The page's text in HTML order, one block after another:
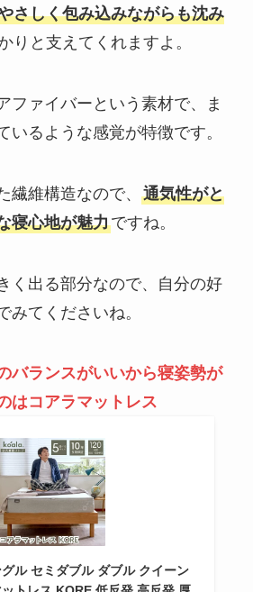
さしく包み込みながらも沈み
りと支えてくれますよ。
ファイバーという素材で、ま
いるような感覚が特徴です。
繊維構造なので、 通気性がと
寝心地が魅力ですね。
く出る部分なので、自分の好
みてくださいね。
バランスがいいから寝姿勢が
はコアラマットレス
ル セミダブル ダブル クイーン